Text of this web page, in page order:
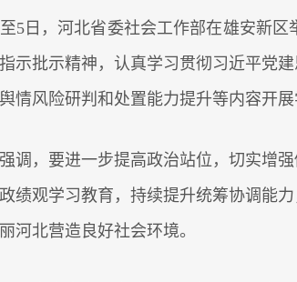
5日，河北省委社会工作部在雄安新
示批示精神，认真学习贯彻习近平党
情风险研判和处置能力提升等内容开展
调，要进一步提高政治站位，切实增
绩观学习教育，持续提升统筹协调能
河北营造良好社会环境。